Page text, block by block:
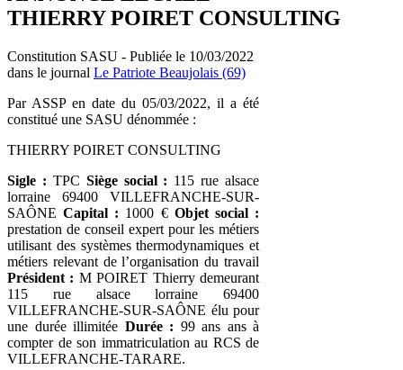
THIERRY POIRET CONSULTING
Constitution SASU - Publiée le 10/03/2022
dans le journal Le Patriote Beaujolais (69)
Par ASSP en date du 05/03/2022, il a été
constitué une SASU dénommée :
THIERRY POIRET CONSULTING
Sigle : TPC Siège social : 115 rue alsace
lorraine 69400 VILLEFRANCHE-SUR-
SAÔNECapital : 1000 € Objet social :
prestation de conseil expert pour les métiers
utilisant des systèmes thermodynamiques et
métiers relevant de l’organisation du travail
Président : M POIRET Thierry demeurant
115 rue alsace lorraine 69400
VILLEFRANCHE-SUR-SAÔNE élu pour
une durée illimitée Durée : 99 ans ans à
compter de son immatriculation au RCS de
VILLEFRANCHE-TARARE.